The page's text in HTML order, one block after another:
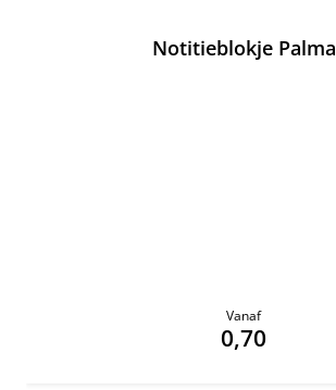
Notitieblokje Palma
Vanaf
0,70